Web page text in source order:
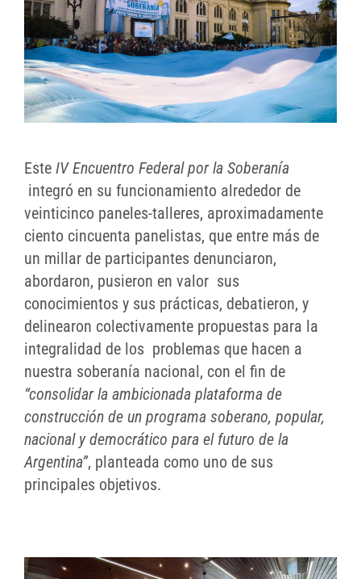
Este IV Encuentro Federal por la Soberanía
integró en su funcionamiento alrededor de
veinticinco paneles-talleres, aproximadamente
ciento cincuenta panelistas, que entre más de
un millar de participantes denunciaron,
abordaron, pusieron en valor sus
conocimientos y sus prácticas, debatieron, y
delinearon colectivamente propuestas para la
integralidad de los problemas que hacen a
nuestra soberanía nacional, con el fin de
“consolidar la ambicionada plataforma de
construcción de un programa soberano, popular,
nacional y democrático para el futuro de la
Argentina”, planteada como uno de sus
principales objetivos.